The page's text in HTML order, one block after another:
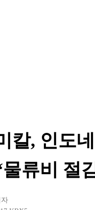
칼, 인도
류비 절